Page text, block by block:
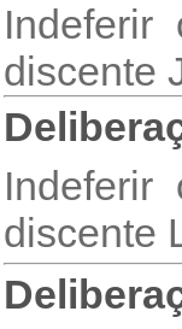
discente
discente